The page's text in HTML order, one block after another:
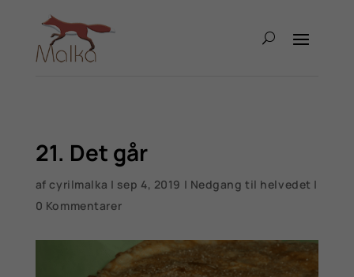
21. Det går
afcyrilmalka | sep 4, 2019 | Nedgang til helvedet |
0 Kommentarer